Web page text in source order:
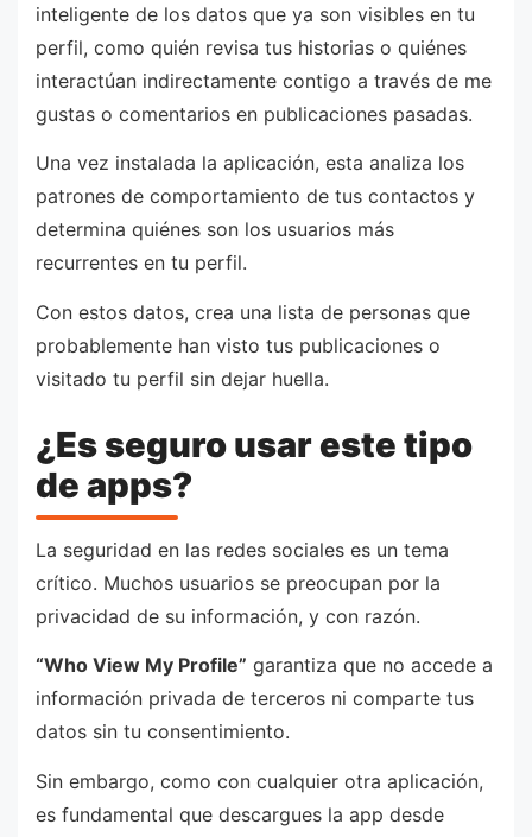
inteligente de los datos que ya son visibles en tu
perfil, como quién revisa tus historias o quiénes
interactúan indirectamente contigo a través de me
gustas o comentarios en publicaciones pasadas.
Una vez instalada la aplicación, esta analiza los
patrones de comportamiento de tus contactos y
determina quiénes son los usuarios más
recurrentes en tu perfil.
Con estos datos, crea una lista de personas que
probablemente han visto tus publicaciones o
visitado tu perfil sin dejar huella.
¿Es seguro usar este tipo
de apps?
La seguridad en las redes sociales es un tema
crítico. Muchos usuarios se preocupan por la
privacidad de su información, y con razón.
“Who View My Profile” garantiza que no accede a
información privada de terceros ni comparte tus
datos sin tu consentimiento.
Sin embargo, como con cualquier otra aplicación,
es fundamental que descargues la app desde